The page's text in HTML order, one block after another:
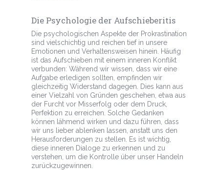
Die Psychologie der Aufschieberitis
Die psychologischen Aspekte der Prokrastination
sind vielschichtig und reichen tief in unsere
Emotionen und Verhaltensweisen hinein. Häufig
ist das Aufschieben mit einem inneren Konflikt
verbunden: Während wir wissen, dass wir eine
Aufgabe erledigen sollten, empfinden wir
gleichzeitig Widerstand dagegen. Dies kann aus
einer Vielzahl von Gründen geschehen, etwa aus
der Furcht vor Misserfolg oder dem Druck,
Perfektion zu erreichen. Solche Gedanken
können lähmend wirken und dazu führen, dass
wir uns lieber ablenken lassen, anstatt uns den
Herausforderungen zu stellen. Es ist wichtig,
diese inneren Dialoge zu erkennen und zu
verstehen, um die Kontrolle über unser Handeln
zurückzugewinnen.